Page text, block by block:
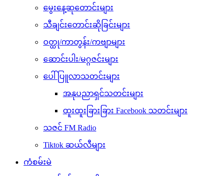
မွေးနေ့ဆုတောင်းများ
သီချင်းတောင်းဆိုခြင်းများ
ဝတ္ထု/ကာတွန်း/ကဗျာများ
ဆောင်းပါး/မဂ္ဂဇင်းများ
ပေါ်ပြူလာသတင်းများ
အနုပညာရှင်သတင်းများ
ထူးထူးခြားခြား Facebook သတင်းများ
သဇင် FM Radio
Tiktok ဆယ်လီများ
ကံစမ်းမဲ